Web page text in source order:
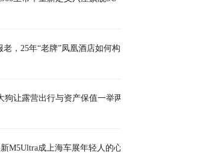
老，25年“老牌”凤凰酒店如何构
狗让露营出行与资产保值一举两
M5Ultra成上海车展年轻人的心